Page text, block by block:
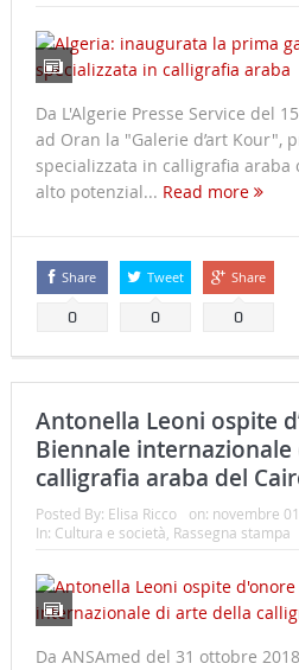
Da L'Algerie Presse Service del
ad Oran la "Galerie d’art Kour",
specializzata in calligrafia
alto potenzial... Read more
Share
0
Tweet
0
Share
0
Antonella Leoni ospite
Biennale
calligrafia araba del
Posted By: Elisa Ricco on: novembre
In: Cultura e società, Rassegna stampa
Da ANSAmed del 31 ottobre